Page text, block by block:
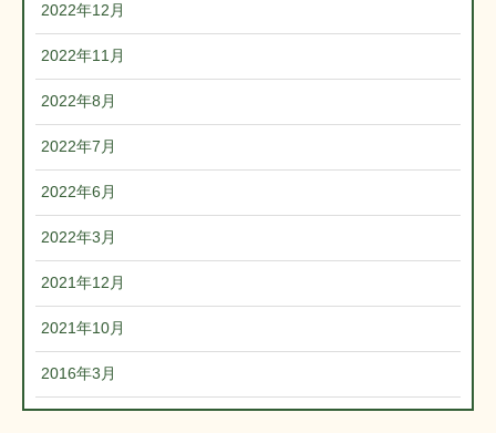
2022年12月
2022年11月
2022年8月
2022年7月
2022年6月
2022年3月
2021年12月
2021年10月
2016年3月